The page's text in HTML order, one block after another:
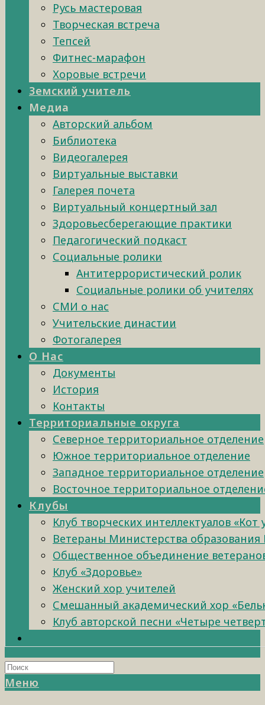
Русь мастеровая
Творческая встреча
Тепсей
Фитнес-марафон
Хоровые встречи
Земский учитель
Медиа
Авторский альбом
Библиотека
Видеогалерея
Виртуальные выставки
Галерея почета
Виртуальный концертный зал
Здоровьесберегающие практики
Педагогический подкаст
Социальные ролики
Антитеррористический ролик
Социальные ролики об учителях
СМИ о нас
Учительские династии
Фотогалерея
О Нас
Документы
История
Контакты
Территориальные округа
Северное территориальное отделение
Южное территориальное отделение
Западное территориальное отделение
Восточное территориальное
Клубы
Клуб творческих интеллектуалов «Кот
Ветераны Министерства образования
Общественное объединение
Клуб «Здоровье»
Женский хор учителей
Смешанный академический хор
Клуб авторской песни «Четыре
Меню